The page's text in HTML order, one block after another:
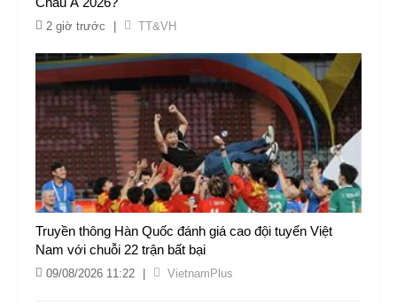
2 giờ trước TT&VH
Truyền thông Hàn Quốc đánh giá cao đội tuyển Việt
Nam với chuỗi 22 trận bất bại
09/08/2026 11:22 VietnamPlus